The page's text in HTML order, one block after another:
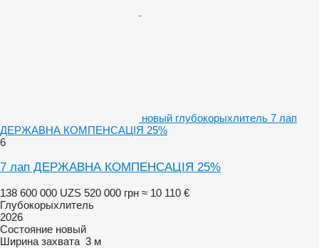
новый глубокорыхлитель 7 лап
ДЕРЖАВНА КОМПЕНСАЦІЯ 25%
6
7 лап ДЕРЖАВНА КОМПЕНСАЦІЯ 25%
138 600 000 UZS 520 000 грн ≈ 10 110 €
Глубокорыхлитель
2026
Состояние новый
Ширина захвата 3 м